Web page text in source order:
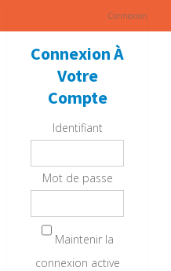
Connexion
Connexion À
Votre
Compte
Identifiant
Mot de passe
Maintenir la
connexion active